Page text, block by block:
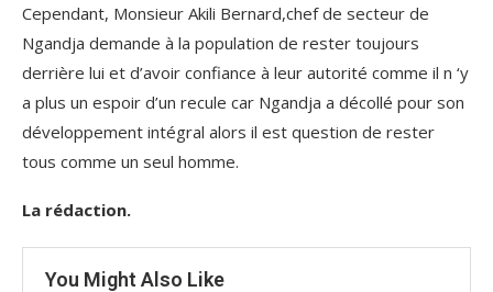
Cependant, Monsieur Akili Bernard,chef de secteur de
Ngandja demande à la population de rester toujours
derrière lui et d’avoir confiance à leur autorité comme il n ‘y
a plus un espoir d’un recule car Ngandja a décollé pour son
développement intégral alors il est question de rester
tous comme un seul homme.
La rédaction.
You Might Also Like